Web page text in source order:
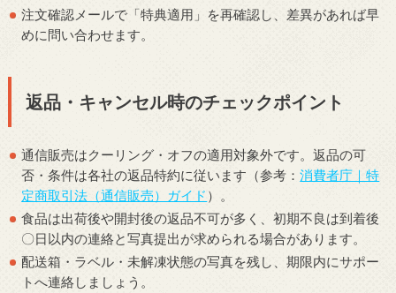
注文確認メールで「特典適用」を再確認し、差異があれば早
めに問い合わせます。
返品・キャンセル時のチェックポイント
通信販売はクーリング・オフの適用対象外です。返品の可
否・条件は各社の返品特約に従います（参考：消費者庁｜特
定商取引法（通信販売）ガイド ）。
食品は出荷後や開封後の返品不可が多く、初期不良は到着後
〇日以内の連絡と写真提出が求められる場合があります。
配送箱・ラベル・未解凍状態の写真を残し、期限内にサポー
トへ連絡しましょう。